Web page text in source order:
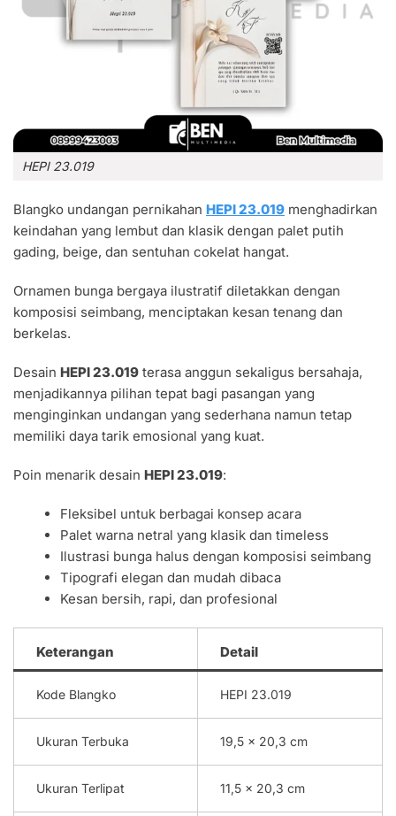
HEPI 23.019
Blangko undangan pernikahan HEPI 23.019 menghadirkan
keindahan yang lembut dan klasik dengan palet putih
gading, beige, dan sentuhan cokelat hangat.
Ornamen bunga bergaya ilustratif diletakkan dengan
komposisi seimbang, menciptakan kesan tenang dan
berkelas.
Desain HEPI 23.019 terasa anggun sekaligus bersahaja,
menjadikannya pilihan tepat bagi pasangan yang
menginginkan undangan yang sederhana namun tetap
memiliki daya tarik emosional yang kuat.
Poin menarik desain HEPI 23.019:
Fleksibel untuk berbagai konsep acara
Palet warna netral yang klasik dan timeless
Ilustrasi bunga halus dengan komposisi seimbang
Tipografi elegan dan mudah dibaca
Kesan bersih, rapi, dan profesional
Keterangan Detail
Kode Blangko HEPI 23.019
Ukuran Terbuka 19,5 x 20,3 cm
Ukuran Terlipat 11,5 x 20,3 cm